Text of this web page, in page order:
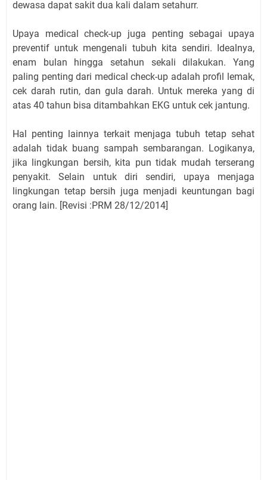
dewasa dapat sakit dua kali dalam setahurr.
Upaya medical check-up juga penting sebagai upaya
preventif untuk mengenali tubuh kita sendiri. Idealnya,
enam bulan hingga setahun sekali dilakukan. Yang
paling penting dari medical check-up adalah profil lemak,
cek darah rutin, dan gula darah. Untuk mereka yang di
atas 40 tahun bisa ditambahkan EKG untuk cek jantung.
Hal penting lainnya terkait menjaga tubuh tetap sehat
adalah tidak buang sampah sembarangan. Logikanya,
jika lingkungan bersih, kita pun tidak mudah terserang
penyakit. Selain untuk diri sendiri, upaya menjaga
lingkungan tetap bersih juga menjadi keuntungan bagi
orang lain. [Revisi :PRM 28/12/2014]